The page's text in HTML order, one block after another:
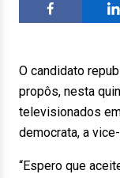
O candidato
propôs, nesta
televisionados
democrata, a
“Espero que